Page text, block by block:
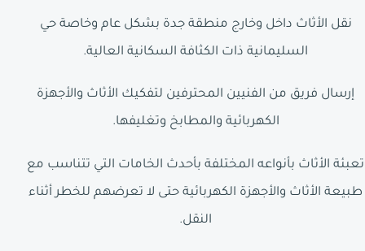
نقل الأثاث داخل وخارج منطقة جدة بشكل عام وخاصة حي
السليمانية ذات الكثافة السكانية العالية.
إرسال فريق من الفنيين المحترفين لتفكيك الأثاث والأجهزة
الكهربائية والمطابخ وتغليفها.
تعبئة الأثاث بأنواعه المختلفة بأحدث الخامات التي تتناسب مع
طبيعة الأثاث والأجهزة الكهربائية حتى لا تعرضهم للخطر أثناء
النقل.